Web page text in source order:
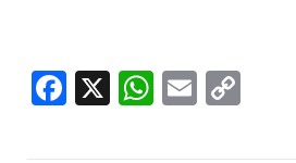
Facebook
X WhatsApp
Email